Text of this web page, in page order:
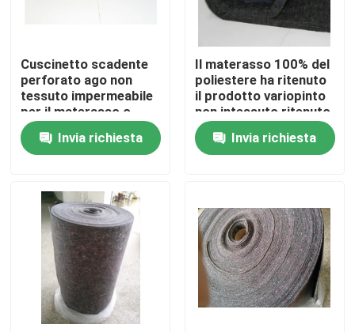
Casa.
Prodotti
Visita alla fabbrica
Controllo della qualità
Contattaci
Cuscinetto scadente
perforato ago non
tessuto impermeabile
per il materasso o
Sofa Crafts Fabric
Invia richiesta
Il materasso 100% del
poliestere ha ritenuto
il prodotto variopinto
non intessuto ritenuto
per la pavimentazione
del taccuino di Diy
Invia richiesta